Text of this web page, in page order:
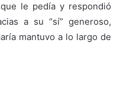
le pedía y respondió
a su “sí” generoso,
mantuvo a lo largo de